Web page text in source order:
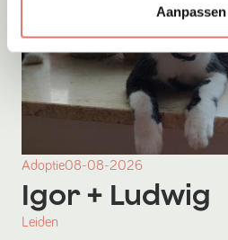
Aanpassen
Adoptie08-08-2026
Igor+ Ludwig
Leiden